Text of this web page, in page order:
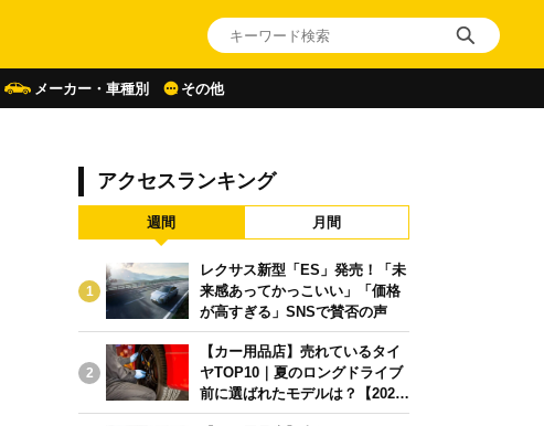
メーカー・車種別 その他
アクセスランキング
週間 月間
1
レクサス新型「ES」発売！「未
来感あってかっこいい」「価格
が高すぎる」SNSで賛否の声
2
【カー用品店】売れているタイ
ヤTOP10｜夏のロングドライブ
前に選ばれたモデルは？【2026
年6月版】